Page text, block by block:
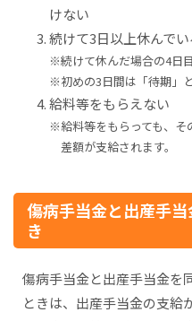
けない
続けて3日以上休んでい
※続けて休んだ場合の4日
※初めの3日間は「待期」
給料等をもらえない
※給料等をもらっても、そ
差額が支給されます。
傷病手当金と出産手
き
傷病手当金と出産手当金を
ときは、出産手当金の支給